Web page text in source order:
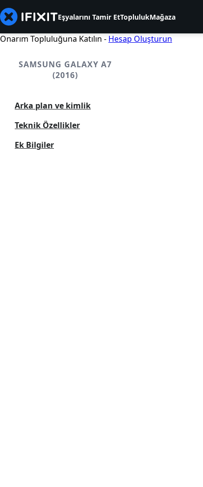
Eşyalarını Tamir EtToplulukMağaza
Onarım Topluluğuna Katılın - Hesap Oluşturun
SAMSUNG GALAXY A7
(2016)
Arka plan ve kimlik
Teknik Özellikler
Ek Bilgiler